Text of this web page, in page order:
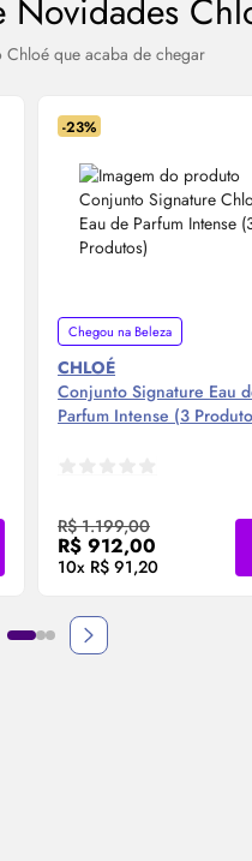
Novidades
que acaba de chegar
à sacola
-23%
Chegou na Beleza
CHLOÉ
Conjunto Signature Eau
Parfum Intense (3
R$ 1.199,00
R$ 912,00
10x R$ 91,20
Compre Agora